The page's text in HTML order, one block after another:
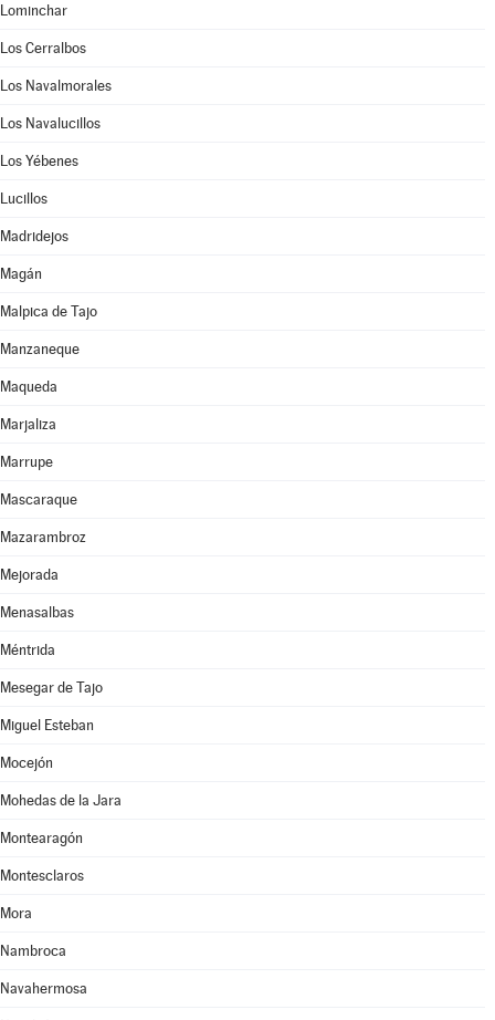
Lominchar
Los Cerralbos
Los Navalmorales
Los Navalucillos
Los Yébenes
Lucillos
Madridejos
Magán
Malpica de Tajo
Manzaneque
Maqueda
Marjaliza
Marrupe
Mascaraque
Mazarambroz
Mejorada
Menasalbas
Méntrida
Mesegar de Tajo
Miguel Esteban
Mocejón
Mohedas de la Jara
Montearagón
Montesclaros
Mora
Nambroca
Navahermosa